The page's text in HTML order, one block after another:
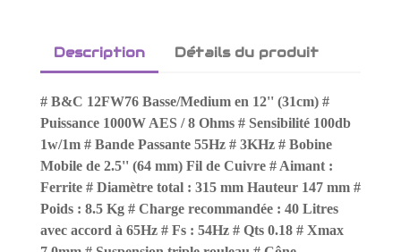
Description Détails du produit
# B&C 12FW76 Basse/Medium en 12'' (31cm) #
Puissance 1000W AES / 8 Ohms # Sensibilité 100db
1w/1m # Bande Passante 55Hz # 3KHz # Bobine
Mobile de 2.5'' (64 mm) Fil de Cuivre # Aimant :
Ferrite # Diamètre total : 315 mm Hauteur 147 mm #
Poids : 8.5 Kg # Charge recommandée : 40 Litres
avec accord à 65Hz # Fs : 54Hz # Qts 0.18 # Xmax